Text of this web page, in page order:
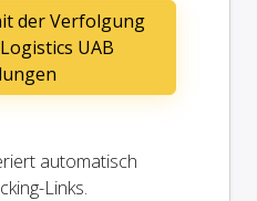
der Verfolgung
UAB
automatisch
Links.